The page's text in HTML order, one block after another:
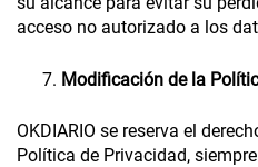
acceso no autorizado a los
Modificación de la
OKDIARIO se reserva el
Política de Privacidad,